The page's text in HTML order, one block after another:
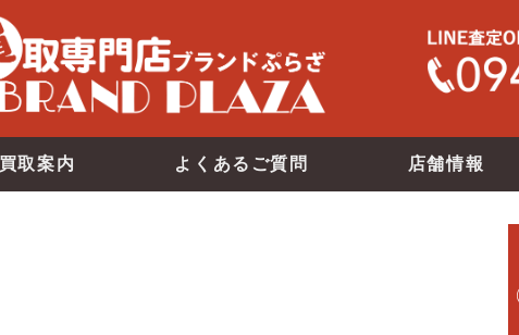
買取案内 よくあるご質問 店舗情報